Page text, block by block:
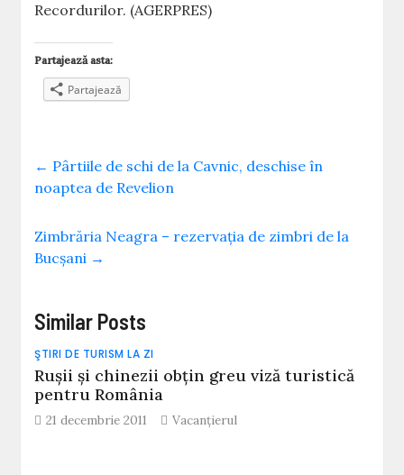
Recordurilor. (AGERPRES)
Partajează asta:
Partajează
← Pârtiile de schi de la Cavnic, deschise în
noaptea de Revelion
Zimbrăria Neagra – rezervația de zimbri de la
Bucșani →
Similar Posts
ŞTIRI DE TURISM LA ZI
Ruşii şi chinezii obţin greu viză turistică
pentru România
21 decembrie 2011 Vacanțierul